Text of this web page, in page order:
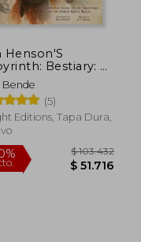
50%
Henson'S
Bestiary: A
Guide to
Creatures of the
King'S Realm
Inglés)
Bende
(5)
Editions, Tapa Dura,